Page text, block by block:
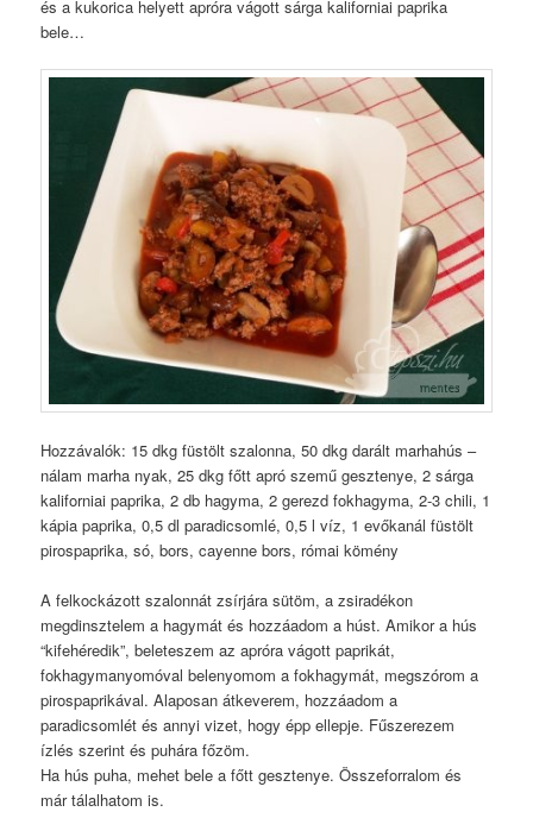
és a kukorica helyett apróra vágott sárga kaliforniai paprika
bele…
Hozzávalók: 15 dkg füstölt szalonna, 50 dkg darált marhahús –
nálam marha nyak, 25 dkg főtt apró szemű gesztenye, 2 sárga
kaliforniai paprika, 2 db hagyma, 2 gerezd fokhagyma, 2-3 chili, 1
kápia paprika, 0,5 dl paradicsomlé, 0,5 l víz, 1 evőkanál füstölt
pirospaprika, só, bors, cayenne bors, római kömény
A felkockázott szalonnát zsírjára sütöm, a zsiradékon
megdinsztelem a hagymát és hozzáadom a húst. Amikor a hús
“kifehéredik”, beleteszem az apróra vágott paprikát,
fokhagymanyomóval belenyomom a fokhagymát, megszórom a
pirospaprikával. Alaposan átkeverem, hozzáadom a
paradicsomlét és annyi vizet, hogy épp ellepje. Fűszerezem
ízlés szerint és puhára főzöm.
Ha hús puha, mehet bele a főtt gesztenye. Összeforralom és
már tálalhatom is.